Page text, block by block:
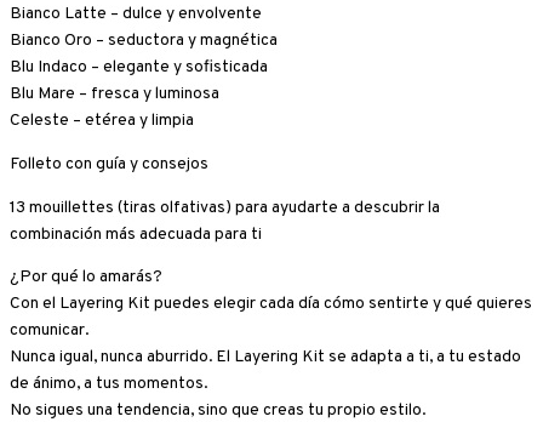
Bianco Latte – dulce y envolvente
Bianco Oro – seductora y magnética
Blu Indaco – elegante y sofisticada
Blu Mare – fresca y luminosa
Celeste – etérea y limpia
Folleto con guía y consejos
13 mouillettes (tiras olfativas) para ayudarte a descubrir la
combinación más adecuada para ti
¿Por qué lo amarás?
Con el Layering Kit puedes elegir cada día cómo sentirte y qué quieres
comunicar.
Nunca igual, nunca aburrido. El Layering Kit se adapta a ti, a tu estado
de ánimo, a tus momentos.
No sigues una tendencia, sino que creas tu propio estilo.